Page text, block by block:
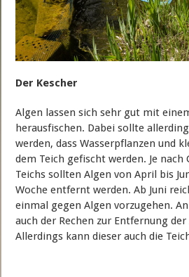
Der Kescher
Algen lassen sich sehr gut mit
herausfischen. Dabei sollte
werden, dass Wasserpflanzen und
dem Teich gefischt werden. Je nach
Teichs sollten Algen von April bis
Woche entfernt werden. Ab Juni
einmal gegen Algen vorzugehen.
auch der Rechen zur Entfernung
Allerdings kann dieser auch die